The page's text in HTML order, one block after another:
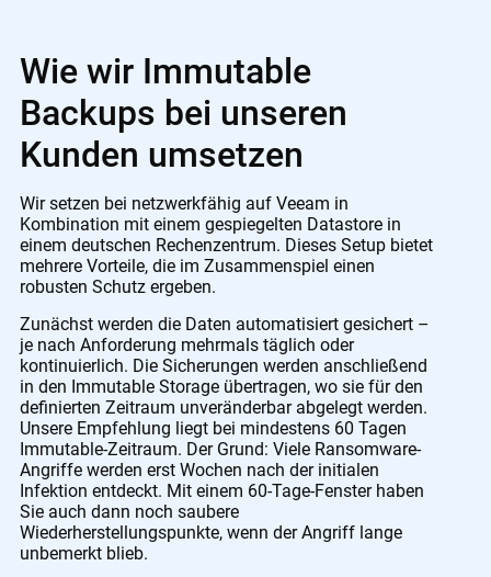
Wie wir Immutable
Backups bei unseren
Kunden umsetzen
Wir setzen bei netzwerkfähig auf Veeam in
Kombination mit einem gespiegelten Datastore in
einem deutschen Rechenzentrum. Dieses Setup bietet
mehrere Vorteile, die im Zusammenspiel einen
robusten Schutz ergeben.
Zunächst werden die Daten automatisiert gesichert –
je nach Anforderung mehrmals täglich oder
kontinuierlich. Die Sicherungen werden anschließend
in den Immutable Storage übertragen, wo sie für den
definierten Zeitraum unveränderbar abgelegt werden.
Unsere Empfehlung liegt bei mindestens 60 Tagen
Immutable-Zeitraum. Der Grund: Viele Ransomware-
Angriffe werden erst Wochen nach der initialen
Infektion entdeckt. Mit einem 60-Tage-Fenster haben
Sie auch dann noch saubere
Wiederherstellungspunkte, wenn der Angriff lange
unbemerkt blieb.